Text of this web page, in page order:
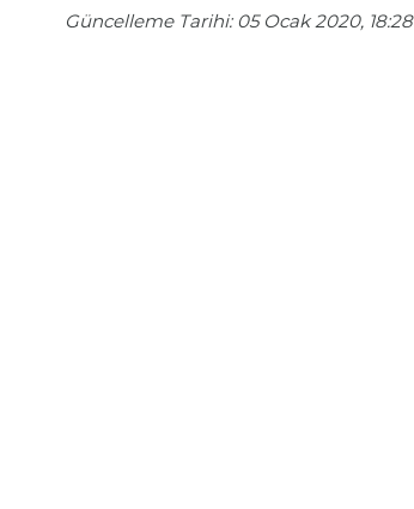
Güncelleme Tarihi: 05 Ocak 2020, 18:28